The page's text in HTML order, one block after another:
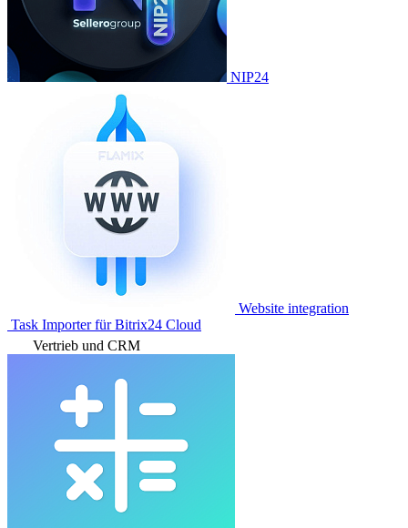
NIP24
Website integration
Task Importer für Bitrix24 Cloud
Vertrieb und CRM